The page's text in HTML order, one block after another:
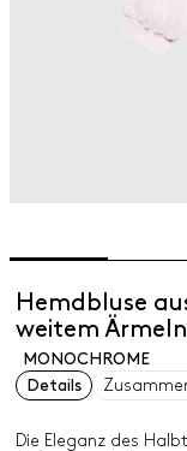
Hemdbluse
weitem
MONOCHROME
Details
Die Eleganz des